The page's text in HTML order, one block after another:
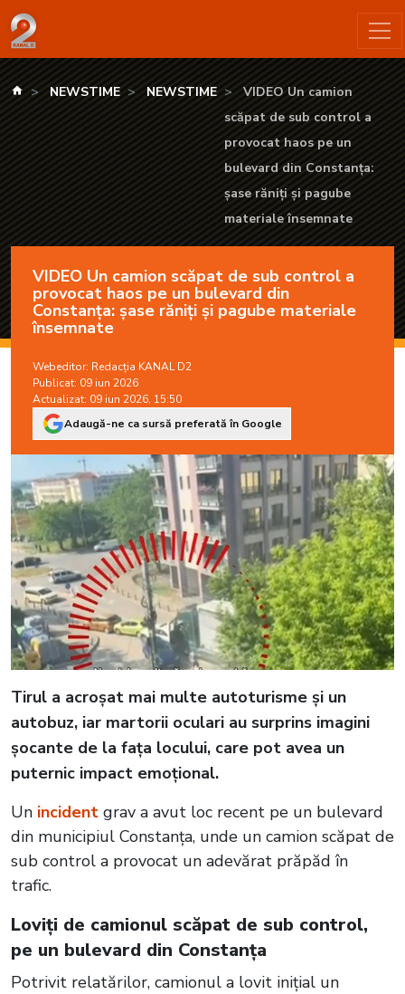
VIDEO Un camion scăpat de sub control a provocat haos pe
kanald.ro
NEWSTIME NEWSTIME
VIDEO Un camion
scăpat de sub control a
provocat haos pe un
bulevard din Constanța:
șase răniți și pagube
materiale însemnate
VIDEO Un camion scăpat de sub control a
provocat haos pe un bulevard din
Constanța: șase răniți și pagube materiale
însemnate
Webeditor: Redacția KANAL D2
Publicat: 09 iun 2026
Actualizat: 09 iun 2026, 15:50
Adaugă-ne ca sursă preferată în Google
Tirul a acroșat mai multe autoturisme și un
autobuz, iar martorii oculari au surprins imagini
șocante de la fața locului, care pot avea un
puternic impact emoțional.
Un incident grav a avut loc recent pe un bulevard
din municipiul Constanța, unde un camion scăpat de
sub control a provocat un adevărat prăpăd în
trafic.
Loviți de camionul scăpat de sub control,
pe un bulevard din Constanța
Potrivit relatărilor, camionul a lovit inițial un